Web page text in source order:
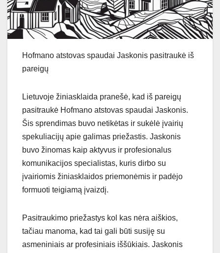
Hofmano atstovas spaudai Jaskonis pasitraukė iš
pareigų
Lietuvoje žiniasklaida pranešė, kad iš pareigų
pasitraukė Hofmano atstovas spaudai Jaskonis.
Šis sprendimas buvo netikėtas ir sukėlė įvairių
spekuliacijų apie galimas priežastis. Jaskonis
buvo žinomas kaip aktyvus ir profesionalus
komunikacijos specialistas, kuris dirbo su
įvairiomis žiniasklaidos priemonėmis ir padėjo
formuoti teigiamą įvaizdį.
Pasitraukimo priežastys kol kas nėra aiškios,
tačiau manoma, kad tai gali būti susiję su
asmeniniais ar profesiniais iššūkiais. Jaskonis